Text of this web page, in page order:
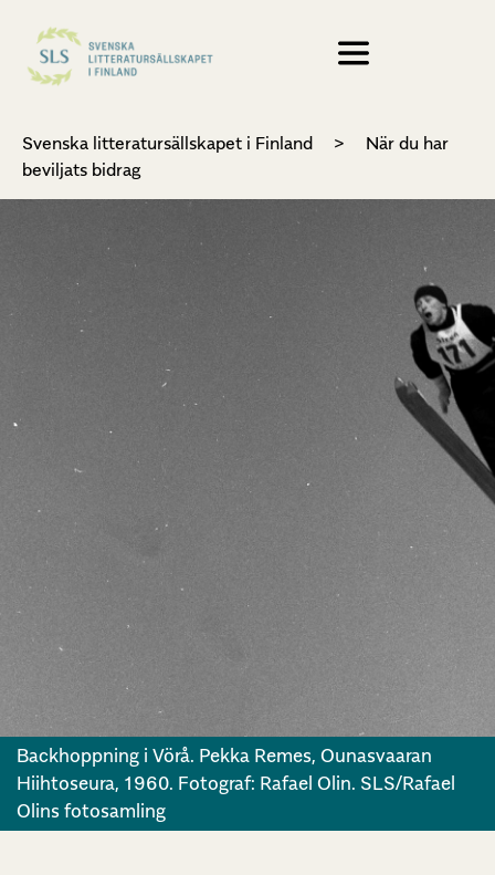
Svenska litteratursällskapet i Finland >
När du har
beviljats bidrag
Backhoppning i Vörå. Pekka Remes, Ounasvaaran
Hiihtoseura, 1960. Fotograf: Rafael Olin. SLS/Rafael
Olins fotosamling